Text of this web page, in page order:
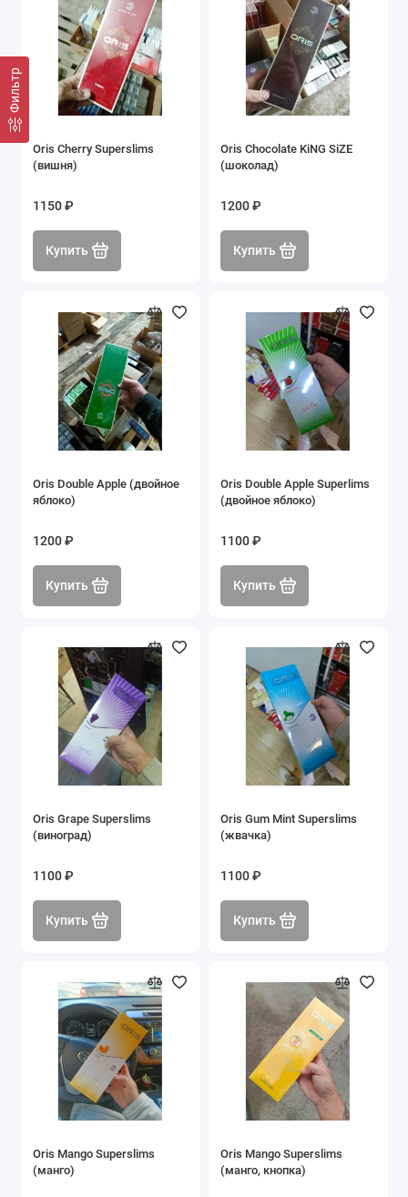
Фильтр
Oris Cherry Superslims
(вишня)
1150 ₽
Купить
Oris Choсolate KiNG SiZE
(шоколад)
1200 ₽
Купить
Oris Double Apple (двойное
яблоко)
1200 ₽
Купить
Oris Double Apple Superlims
(двойное яблоко)
1100 ₽
Купить
Oris Grape Superslims
(виноград)
1100 ₽
Купить
Oris Gum Mint Superslims
(жвачка)
1100 ₽
Купить
Oris Mango Superslims
(манго)
Oris Mango Superslims
(манго, кнопка)